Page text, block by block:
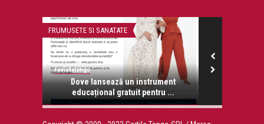
FRUMUSETE SI SANATATE
revistatango
Dove lansează un instrument
educațional gratuit pentru ...